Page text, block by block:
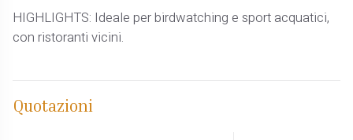
HIGHLIGHTS: Ideale per birdwatching e sport acquatici,
con ristoranti vicini.
Quotazioni